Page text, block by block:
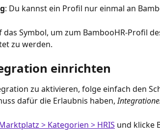
: Du kannst ein Profil nur einmal an
das Symbol, um zum BambooHR-Profil
zu werden.
einrichten
zu aktivieren, folge einfach den
dafür die Erlaubnis haben,
> Kategorien > HRIS und klicke